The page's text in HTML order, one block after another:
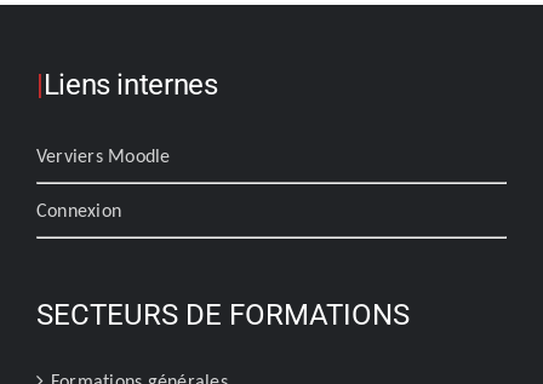
|Liens internes
Verviers Moodle
Connexion
SECTEURS DE FORMATIONS